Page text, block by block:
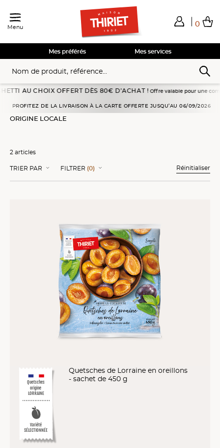
Menu 0
Total de mes achats
Voir mon panier
Voir mon panier
Voir mon panier
Voir mon panier
Mes services
Mes préférés
AU CHOIX OFFERT DÈS 80€ D’ACHAT !Offre valable pour une
PROFITEZ DE LA LIVRAISON À LA CARTE OFFERTE JUSQU’AU 06/09/2026
ORIGINE LOCALE
2 articles
TRIER PAR FILTRER (0) Réinitialiser
Quetsches
origine
LORRAINE
Variété
SÉLECTIONNÉE
Quetsches de Lorraine en oreillons
- sachet de 450 g